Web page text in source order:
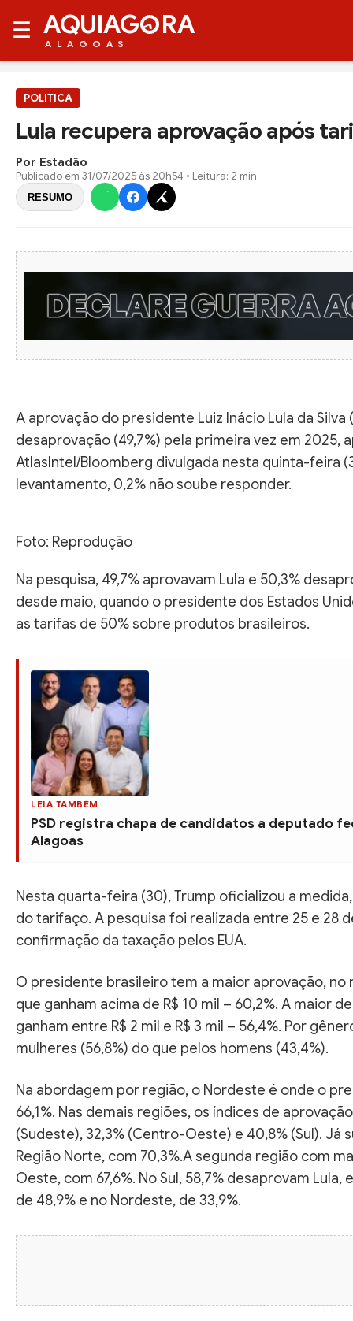
☰ AQUIAG RA
ALAGOAS
POLITICA
Lula recupera aprovação após
Por Estadão
Publicado em 31/07/2025 às 20h54 • Leitura: 2 min
RESUMO
A aprovação do presidente Luiz Inácio Lula da Silva
desaprovação (49,7%) pela primeira vez em 2025,
AtlasIntel/Bloomberg divulgada nesta quinta-feira
levantamento, 0,2% não soube responder.
Foto: Reprodução
Na pesquisa, 49,7% aprovavam Lula e 50,3%
desde maio, quando o presidente dos Estados
as tarifas de 50% sobre produtos brasileiros.
LEIA TAMBÉM
PSD registra chapa de candidatos a deputado
Alagoas
Nesta quarta-feira (30), Trump oficializou a
do tarifaço. A pesquisa foi realizada entre 25 e 28
confirmação da taxação pelos EUA.
O presidente brasileiro tem a maior aprovação,
que ganham acima de R$ 10 mil – 60,2%. A maior
ganham entre R$ 2 mil e R$ 3 mil – 56,4%. Por
mulheres (56,8%) do que pelos homens (43,4%).
Na abordagem por região, o Nordeste é onde o
66,1%. Nas demais regiões, os índices de
(Sudeste), 32,3% (Centro-Oeste) e 40,8% (Sul). Já
Região Norte, com 70,3%.A segunda região com
Oeste, com 67,6%. No Sul, 58,7% desaprovam
de 48,9% e no Nordeste, de 33,9%.